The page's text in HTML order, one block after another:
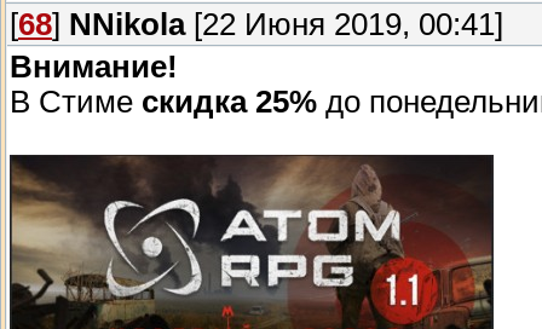
[68] NNikola[22 Июня 2019, 00:41]
Внимание!
В Стиме скидка 25% до